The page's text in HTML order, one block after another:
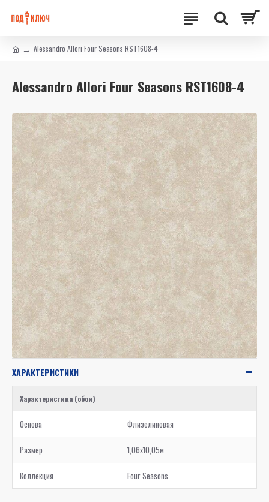
Alessandro Allori Four Seasons RST1608-4
Alessandro Allori Four Seasons RST1608-4
ХАРАКТЕРИСТИКИ
Характеристика (обои)
Основа Флизелиновая
Размер 1,06x10,05м
Коллекция Four Seasons